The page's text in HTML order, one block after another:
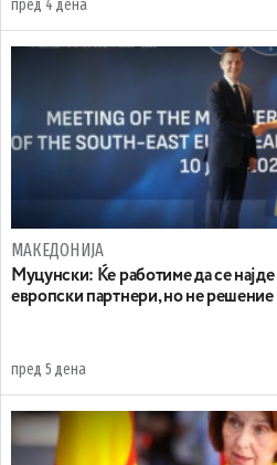
пред 4 дена
МАКЕДОНИЈА
Муцунски: Ќе работиме да се
европски партнери, но не решение
пред 5 дена